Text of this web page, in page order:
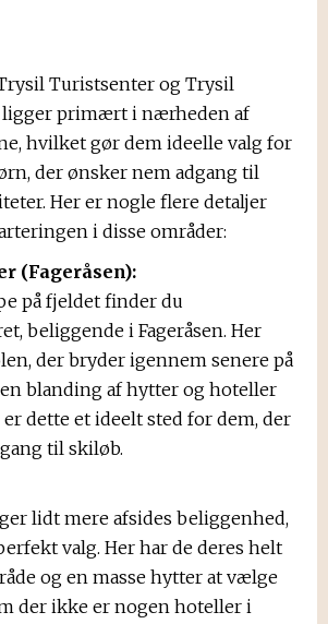
Turistsenter og Trysil
primært i nærheden af
hvilket gør dem ideelle valg for
der ønsker nem adgang til
Her er nogle flere detaljer
i disse områder:
(Fageråsen):
på fjeldet finder du
beliggende i Fageråsen. Her
der bryder igennem senere på
blanding af hytter og hoteller
dette et ideelt sted for dem, der
til skiløb.
lidt mere afsides beliggenhed,
valg. Her har de deres helt
og en masse hytter at vælge
der ikke er nogen hoteller i